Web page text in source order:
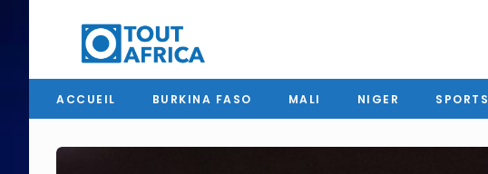
ACCUEIL BURKINA FASO MALI NIGER SPORTS